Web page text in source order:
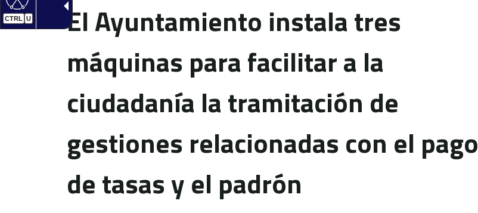
CTRL U
El Ayuntamiento instala tres
máquinas para facilitar a la
ciudadanía la tramitación de
gestiones relacionadas con el pago
de tasas y el padrón